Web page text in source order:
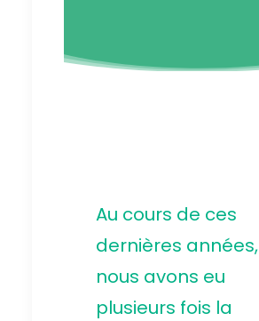
Au cours de ces
dernières années,
nous avons eu
plusieurs fois la